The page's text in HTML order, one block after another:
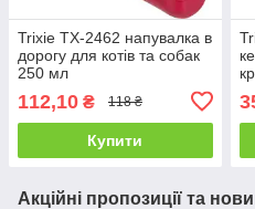
Trixie TX-2462 напувалка в
дорогу для котів та собак
250 мл
112,10 ₴ 118 ₴
Купити
Акційні пропозиції та